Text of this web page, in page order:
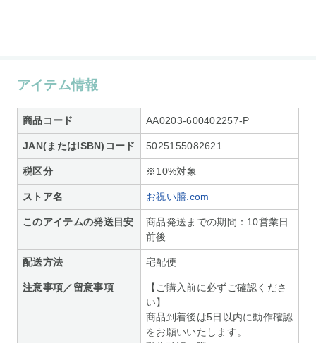
アイテム情報
商品コード AA0203-600402257-P
JAN(またはISBN)コード 5025155082621
税区分 ※10%対象
ストア名 お祝い膳.com
このアイテムの発送目安
商品発送までの期間：10営業日
前後
配送方法 宅配便
注意事項／留意事項
【ご購入前に必ずご確認くださ
い】
商品到着後は5日以内に動作確認
をお願いいたします。